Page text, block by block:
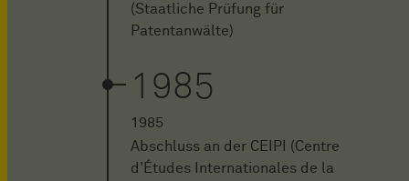
(Staatliche Prüfung für
Patentanwälte)
1985
1985
Abschluss an der CEIPI (Centre
d'Études Internationales de la